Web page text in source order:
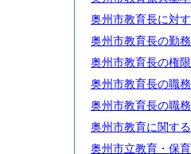
奥州市教育長に対
奥州市教育長の勤
奥州市教育長の権
奥州市教育長の職
奥州市教育長の職
奥州市教育に関す
奥州市立教育・保